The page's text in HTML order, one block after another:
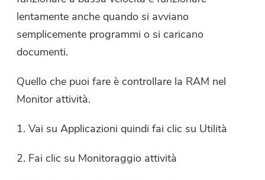
lentamente anche quando si avviano
semplicemente programmi o si caricano
documenti.
Quello che puoi fare è controllare la RAM nel
Monitor attività.
1. Vai su Applicazioni quindi fai clic su Utilità
2. Fai clic su Monitoraggio attività